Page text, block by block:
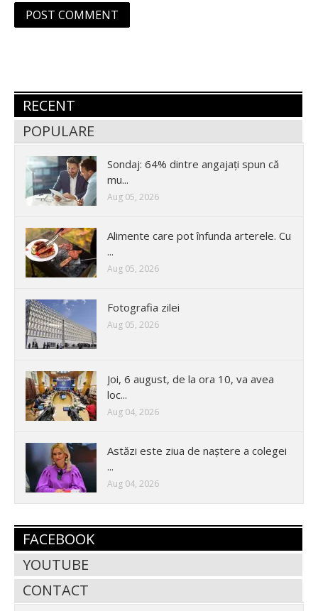
RECENT
POPULARE
Sondaj: 64% dintre angajați spun că
mu...
Aug 05, 2026
Alimente care pot înfunda arterele. Cu
...
Aug 05, 2026
Fotografia zilei
Aug 05, 2026
Joi, 6 august, de la ora 10, va avea
loc...
Aug 04, 2026
Astăzi este ziua de naștere a colegei
...
Aug 04, 2026
FACEBOOK
YOUTUBE
CONTACT